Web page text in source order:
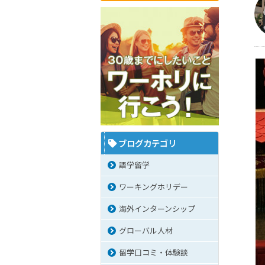
ブログカテゴリ
語学留学
ワーキングホリデー
海外インターンシップ
グローバル人材
留学口コミ・体験談